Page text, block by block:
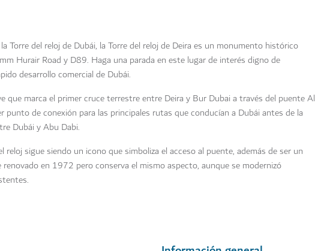
Torre del reloj de Dubái, la Torre del reloj de Deira es un monumento histórico
Hurair Road y D89. Haga una parada en este lugar de interés digno de
desarrollo comercial de Dubái.
que marca el primer cruce terrestre entre Deira y Bur Dubai a través del puente Al
punto de conexión para las principales rutas que conducían a Dubái antes de la
Dubái y Abu Dabi.
sigue siendo un icono que simboliza el acceso al puente, además de ser un
en 1972 pero conserva el mismo aspecto, aunque se modernizó